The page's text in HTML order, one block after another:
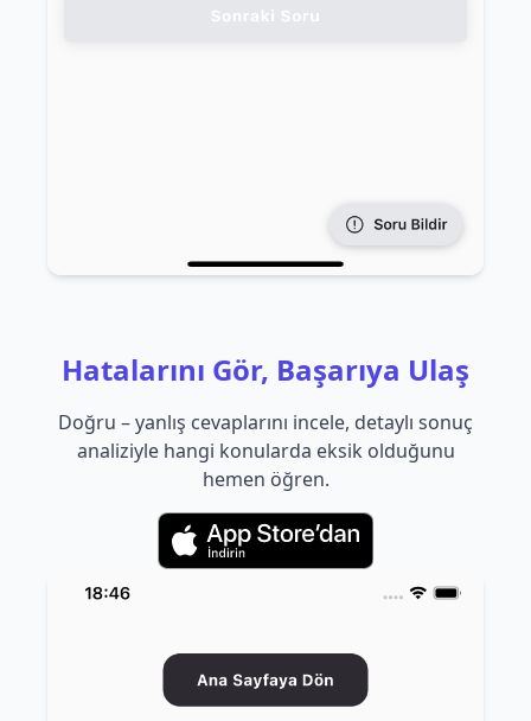
Hatalarını Gör, Başarıya Ulaş
Doğru – yanlış cevaplarını incele, detaylı sonuç
analiziyle hangi konularda eksik olduğunu
hemen öğren.